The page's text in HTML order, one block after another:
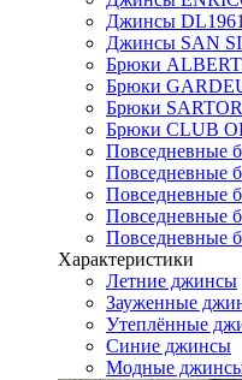
Джинсы
Джинсы SAN
Брюки
Брюки
Брюки
Брюки CLUB
Повседневные
Повседневные
Повседневные
Повседневные
Повседневные
Характеристики
Летние джинсы
Зауженные
Утеплённые
Синие джинсы
Модные